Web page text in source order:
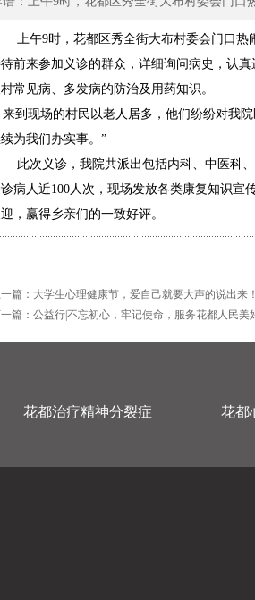
上午9时， 花都区秀全街大布村委会门口热
前来参加义诊的群众，详细询问病史，认
常见病、多发病的防治及用药知识。
来到现场的村民以老人居多，他们纷纷对我院
为我们办实事。 ”
此次义诊，我院共派出包括内科、 中医科、
病人近100人次，现场发放各类康复知识宣
，赢得乡亲们的一致好评。
篇： 大学生心理健康节，爱自己就要大声的说出来！
篇： 公益行|不忘初心，牢记使命，服务花都人民美
花都治疗精神分裂症 花都